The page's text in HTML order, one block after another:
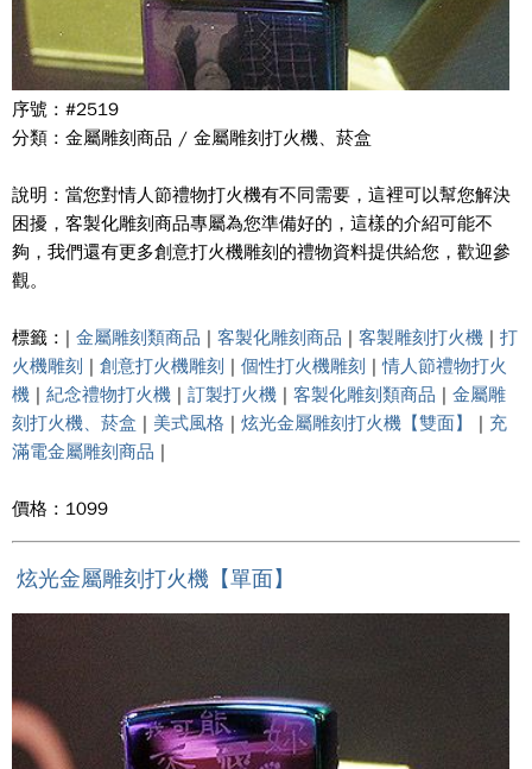
序號 : #2519
分類 : 金屬雕刻商品 / 金屬雕刻打火機、菸盒
說明 : 當您對情人節禮物打火機有不同需要，這裡可以幫您解決
困擾，客製化雕刻商品專屬為您準備好的，這樣的介紹可能不
夠，我們還有更多創意打火機雕刻的禮物資料提供給您，歡迎參
觀。
標籤 : | 金屬雕刻類商品 | 客製化雕刻商品 | 客製雕刻打火機 | 打
火機雕刻 | 創意打火機雕刻 | 個性打火機雕刻 |情人節禮物打火
機 | 紀念禮物打火機 | 訂製打火機 | 客製化雕刻類商品 | 金屬雕
刻打火機、菸盒 | 美式風格 | 炫光金屬雕刻打火機【雙面】 | 充
滿電金屬雕刻商品 |
價格 : 1099
炫光金屬雕刻打火機【單面】